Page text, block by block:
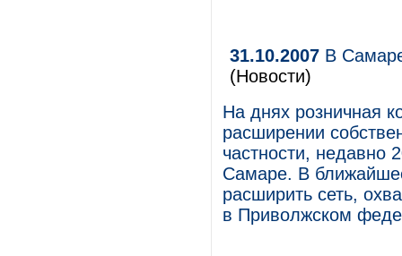
31.10.2007 В
(Новости)
На днях розничная
расширении
частности, недавно
Самаре. В
расширить сеть,
в Приволжском